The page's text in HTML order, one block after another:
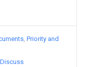
Priority and
Discuss